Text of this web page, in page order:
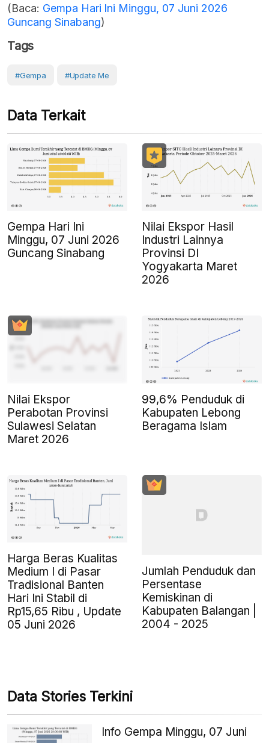
(Baca: Gempa Hari Ini Minggu, 07 Juni 2026
Guncang Sinabang)
Tags
#gempa #Update Me
Data Terkait
Gempa Hari Ini
Minggu, 07 Juni 2026
Guncang Sinabang
Nilai Ekspor Hasil
Industri Lainnya
Provinsi DI
Yogyakarta Maret
2026
Nilai Ekspor
Perabotan Provinsi
Sulawesi Selatan
Maret 2026
99,6% Penduduk di
Kabupaten Lebong
Beragama Islam
Harga Beras Kualitas
Medium I di Pasar
Tradisional Banten
Hari Ini Stabil di
Rp15,65 Ribu , Update
05 Juni 2026
Jumlah Penduduk dan
Persentase
Kemiskinan di
Kabupaten Balangan |
2004 - 2025
Data Stories Terkini
Info Gempa Minggu, 07 Juni